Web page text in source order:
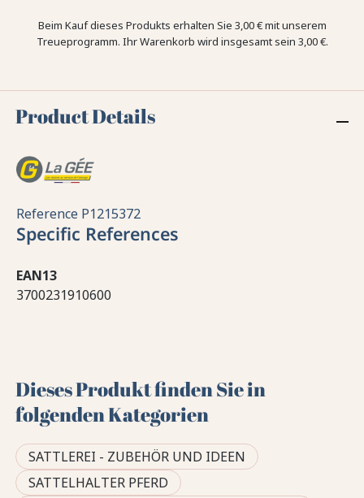
Beim Kauf dieses Produkts erhalten Sie 3,00 €mit unserem
Treueprogramm. Ihr Warenkorb wird insgesamt sein 3,00 €.
Product Details
Reference P1215372
Specific References
EAN13
3700231910600
Dieses Produkt finden Sie in
folgenden Kategorien
SATTLEREI - ZUBEHÖR UND IDEEN
SATTELHALTER PFERD